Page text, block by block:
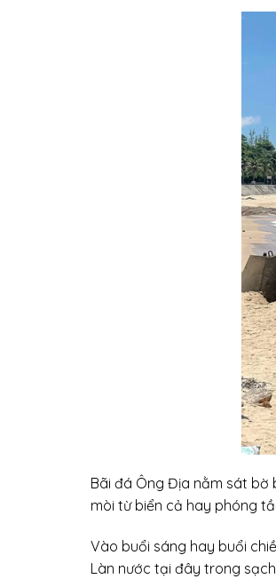
Bãi đá Ông Địa nằm sát bờ
mòi từ biển cả hay phóng
Vào buổi sáng hay buổi
Làn nước tại đây trong